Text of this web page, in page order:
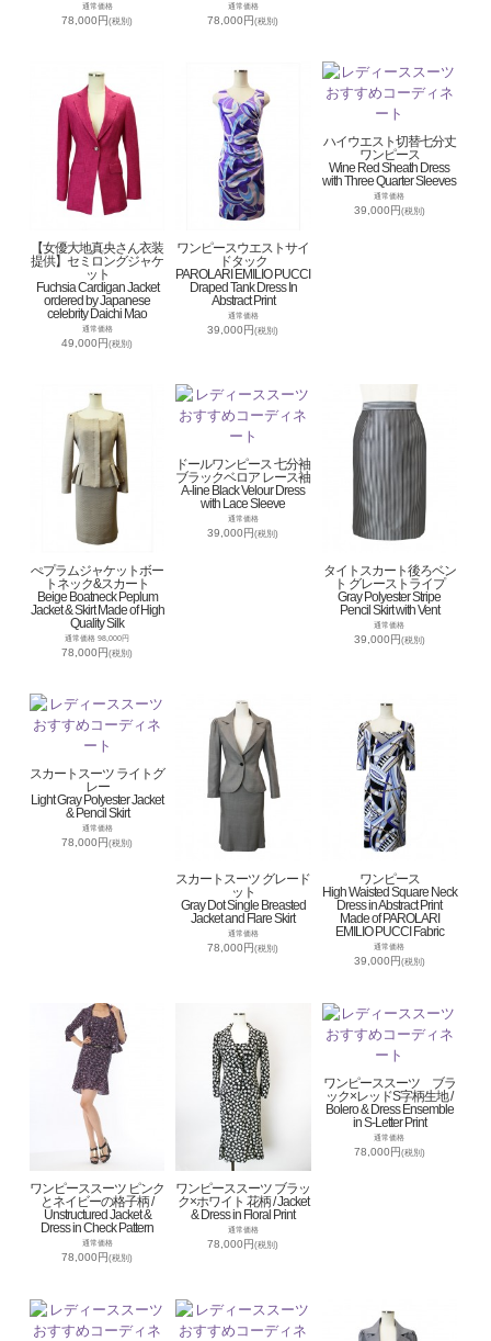
通常価格
78,000円(税別)
通常価格
78,000円(税別)
【女優大地真央さん衣装
提供】セミロングジャケ
ット
Fuchsia Cardigan Jacket
ordered by Japanese
celebrity Daichi Mao
通常価格
49,000円(税別)
ワンピースウエストサイ
ドタック
PAROLARI EMILIO PUCCI
Draped Tank Dress In
Abstract Print
通常価格
39,000円(税別)
ハイウエスト切替七分丈
ワンピース
Wine Red Sheath Dress
with Three Quarter Sleeves
通常価格
39,000円(税別)
ぺプラムジャケットボー
トネック&スカート
Beige Boatneck Peplum
Jacket & Skirt Made of High
Quality Silk
通常価格 98,000円
78,000円(税別)
ドールワンピース 七分袖
ブラックベロア レース袖
A-line Black Velour Dress
with Lace Sleeve
通常価格
39,000円(税別)
タイトスカート後ろベン
ト グレーストライプ
Gray Polyester Stripe
Pencil Skirt with Vent
通常価格
39,000円(税別)
スカートスーツ ライトグ
レー
Light Gray Polyester Jacket
& Pencil Skirt
通常価格
78,000円(税別)
スカートスーツ グレード
ット
Gray Dot Single Breasted
Jacket and Flare Skirt
通常価格
78,000円(税別)
ワンピース
High Waisted Square Neck
Dress in Abstract Print
Made of PAROLARI
EMILIO PUCCI Fabric
通常価格
39,000円(税別)
ワンピーススーツ ピンク
とネイビーの格子柄 /
Unstructured Jacket &
Dress in Check Pattern
通常価格
78,000円(税別)
ワンピーススーツ ブラッ
ク×ホワイト 花柄 / Jacket
& Dress in Floral Print
通常価格
78,000円(税別)
ワンピーススーツ ブラ
ック×レッドS字柄生地 /
Bolero & Dress Ensemble
in S-Letter Print
通常価格
78,000円(税別)